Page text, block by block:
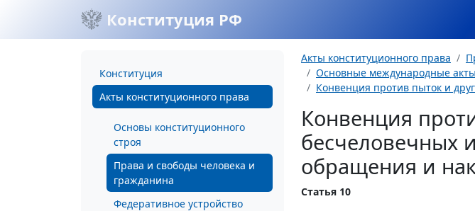
Конституция РФ
Конституция
Акты конституционного права
Основы конституционного
строя
Права и свободы человека и
гражданина
Федеративное устройство
Акты конституционного права
Основные международные
Конвенция против пыток и
Конвенция
бесчеловечных
обращения и
Статья 10